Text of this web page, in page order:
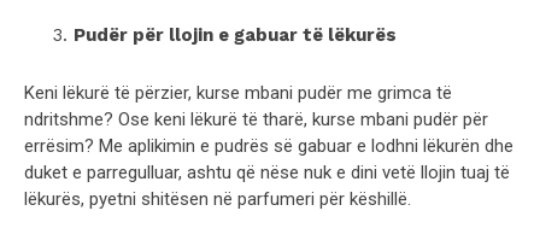
Pudër për llojin e gabuar të lëkurës
Keni lëkurë të përzier, kurse mbani pudër me grimca të
ndritshme? Ose keni lëkurë të tharë, kurse mbani pudër për
errësim? Me aplikimin e pudrës së gabuar e lodhni lëkurën dhe
duket e parregulluar, ashtu që nëse nuk e dini vetë llojin tuaj të
lëkurës, pyetni shitësen në parfumeri për këshillë.